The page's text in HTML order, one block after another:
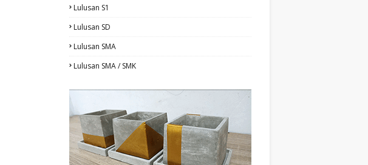
Lulusan S1
Lulusan SD
Lulusan SMA
Lulusan SMA / SMK